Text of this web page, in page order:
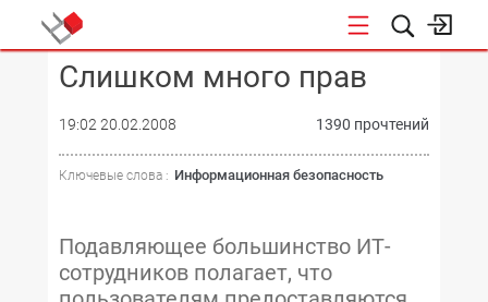
КОНФЕРЕНЦИИ
Слишком много прав
19:02 20.02.2008 1390 прочтений
Ключевые слова : Информационная безопасность
Подавляющее большинство ИТ-
сотрудников полагает, что